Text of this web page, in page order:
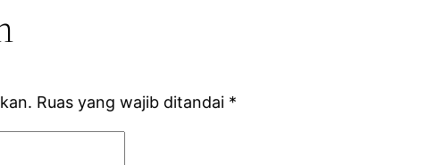
Ruas yang wajib ditandai *